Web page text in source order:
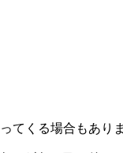
くる場合もあり